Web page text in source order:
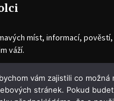
míst, informací,
váží.
vám zajistili co možná
stránek. Pokud